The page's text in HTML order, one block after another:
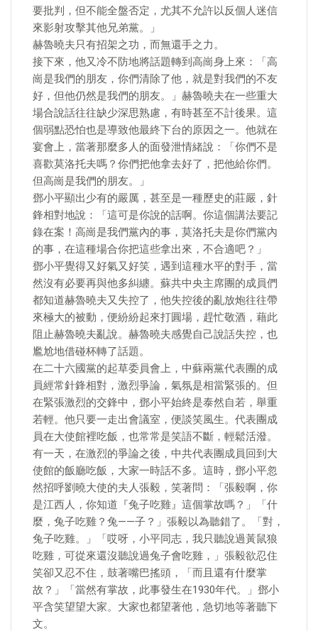
要批判，但不能全盤否定，尤其不允許以反個人迷信
來影射攻擊其他兄弟黨。」
赫魯曉夫只有招架之功，而無還手之力。
接下來，他又冷不防地將話題轉到高崗身上來：「高
崗是我們的朋友，你們清除了他，就是對我們的不友
好，但他仍然是我們的朋友。」赫魯曉夫在一些重大
場合說話往往缺少深思熟慮，有時甚至不計後果。這
個弱點恐怕也是導致他最終下台的原因之一。他就在
宴會上，當著那麼多人的面發泄情緒說：「你們不是
喜歡莫洛托夫嗎？你們把他拿去好了，把他給你們。
但高崗是我們的朋友。」
鄧小平顯出少有的嚴厲，甚至是一種歷史的莊嚴，針
鋒相對地說：「這可是你說的話啊。你這個講法要記
錄在案！高崗是我們黨內的事，莫洛托夫是你們黨內
的事，在這種場合你把這些拿出來，不合適吧？」
鄧小平覺得又好氣又好笑，遇到這種水平的對手，當
然沒有必要再與他多糾纏。蘇共中央主席團的成員們
都知道赫魯曉夫又失控了，他失控後的亂放炮往往帶
來極大的被動，便紛紛起來打圓場，趕忙敬酒，藉此
阻止赫魯曉夫亂說。赫魯曉夫感覺自己說話失控，也
尷尬地借碰杯轉了話題。
在二十六國黨的起草委員會上，中蘇兩黨代表團的成
員經常針鋒相對，激烈爭論，氣氛是相當緊張的。但
在緊張激烈的交鋒中，鄧小平始終是泰然自若，舉重
若輕。他只要一走出會議室，便談笑風生。代表團成
員在大使館裡吃飯，也常常是笑語不斷，輕鬆活潑。
有一天，在激烈的爭論之後，中共代表團成員回到大
使館的飯廳吃飯，大家一時話不多。這時，鄧小平忽
然招呼劉曉大使的夫人張毅，笑著問：「張毅啊，你
是江西人，你知道『兔子吃雞』這個掌故嗎？」「什
麼，兔子吃雞？兔——子？」張毅以為聽錯了。「對，
兔子吃雞。」「哎呀，小平同志，我只聽說過黃鼠狼
吃雞，可從來還沒聽說過兔子會吃雞，」張毅欲忍住
笑卻又忍不住，鼓著嘴巴搖頭，「而且還有什麼掌
故？」「當然有掌故，此事發生在1930年代。」鄧小
平含笑望望大家。大家也都望著他，急切地等著聽下
文。